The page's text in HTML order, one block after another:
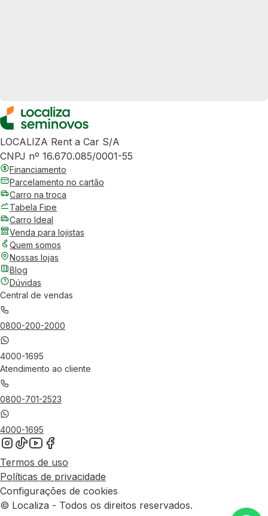
LOCALIZA Rent a Car S/A
CNPJ nº 16.670.085/0001-55
Financiamento
Parcelamento no cartão
Carro na troca
Tabela Fipe
Carro Ideal
Venda para lojistas
Quem somos
Nossas lojas
Blog
Dúvidas
Central de vendas
0800-200-2000
4000-1695
Atendimento ao cliente
0800-701-2523
4000-1695
Termos de uso
Políticas de privacidade
Configurações de cookies
© Localiza - Todos os direitos reservados.